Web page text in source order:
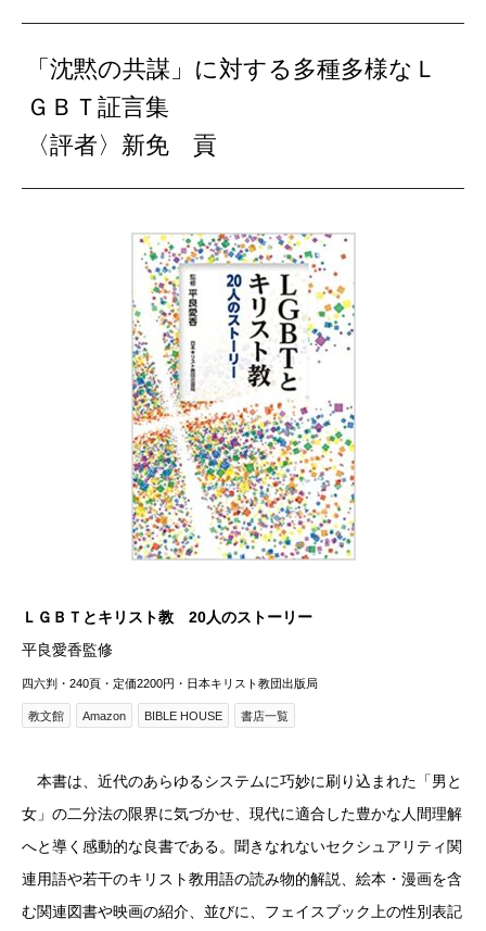
「沈黙の共謀」に対する多種多様なＬ
ＧＢＴ証言集
〈評者〉新免 貢
ＬＧＢＴとキリスト教 20人のストーリー
平良愛香監修
四六判・240頁・定価2200円・日本キリスト教団出版局
教文館 Amazon BIBLE HOUSE 書店一覧
本書は、近代のあらゆるシステムに巧妙に刷り込まれた「男と
女」の二分法の限界に気づかせ、現代に適合した豊かな人間理解
へと導く感動的な良書である。聞きなれないセクシュアリティ関
連用語や若干のキリスト教用語の読み物的解説、絵本・漫画を含
む関連図書や映画の紹介、並びに、フェイスブック上の性別表記